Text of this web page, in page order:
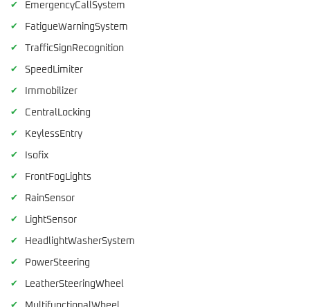
✔ EmergencyCallSystem
✔ FatigueWarningSystem
✔ TrafficSignRecognition
✔ SpeedLimiter
✔ Immobilizer
✔ CentralLocking
✔ KeylessEntry
✔ Isofix
✔ FrontFogLights
✔ RainSensor
✔ LightSensor
✔ HeadlightWasherSystem
✔ PowerSteering
✔ LeatherSteeringWheel